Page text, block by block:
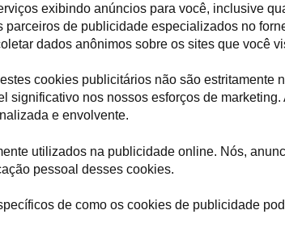
exibindo anúncios para você, inclusive
parceiros de publicidade especializados no
dados anônimos sobre os sites que você
cookies publicitários não são
significativo nos nossos esforços de
e envolvente.
utilizados na publicidade online. Nós,
pessoal desses cookies.
de como os cookies de publicidade